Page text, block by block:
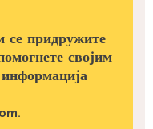
се придружите
својим